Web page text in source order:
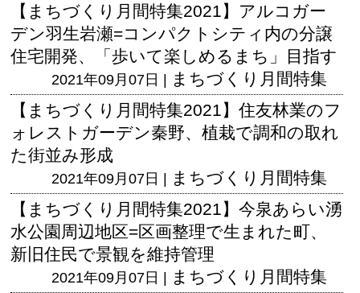
【まちづくり月間特集2021】アルコガー
デン羽生岩瀬=コンパクトシティ内の分譲
住宅開発、「歩いて楽しめるまち」目指す
2021年09月07日 | まちづくり月間特集
【まちづくり月間特集2021】住友林業のフ
ォレストガーデン秦野、植栽で調和の取れ
た街並み形成
2021年09月07日 | まちづくり月間特集
【まちづくり月間特集2021】今泉あらい湧
水公園周辺地区=区画整理で生まれた町、
新旧住民で景観を維持管理
2021年09月07日 | まちづくり月間特集